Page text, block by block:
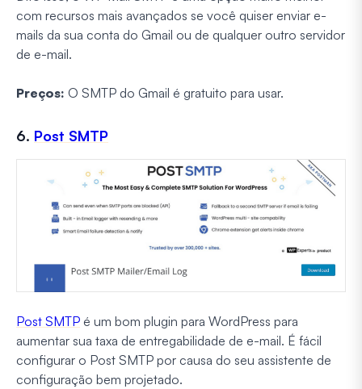
com recursos mais avançados se você quiser enviar e-
mails da sua conta do Gmail ou de qualquer outro servidor
de e-mail.
Preços: O SMTP do Gmail é gratuito para usar.
6. Post SMTP
Post SMTP é um bom plugin para WordPress para
aumentar sua taxa de entregabilidade de e-mail. É fácil
configurar o Post SMTP por causa do seu assistente de
configuração bem projetado.